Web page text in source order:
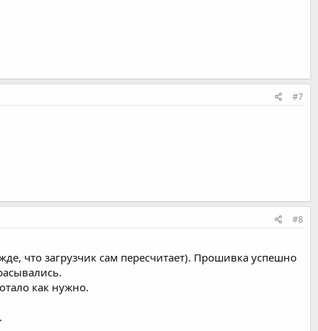
#7
#8
что загрузчик сам пересчитает). Прошивка успешно
как нужно.